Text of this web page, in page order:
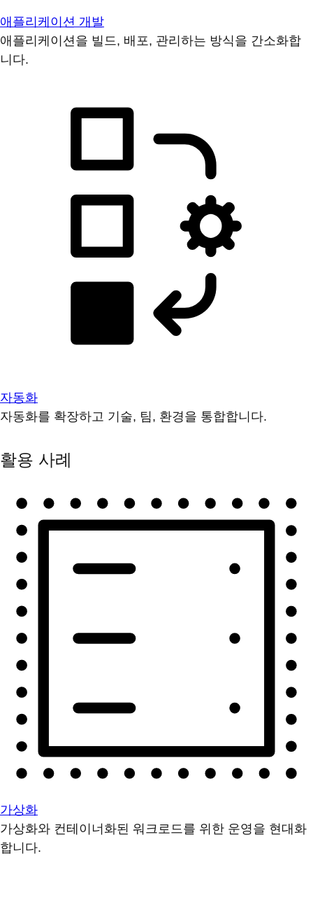
애플리케이션 개발
애플리케이션을 빌드, 배포, 관리하는 방식을 간소화합
니다.
자동화
자동화를 확장하고 기술, 팀, 환경을 통합합니다.
활용 사례
가상화
가상화와 컨테이너화된 워크로드를 위한 운영을 현대화
합니다.